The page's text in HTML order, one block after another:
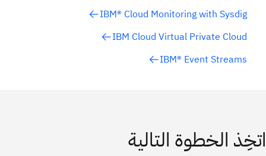
IBM® Cloud Monitoring with Sysdig
IBM Cloud Virtual Private Cloud
IBM® Event Streams
اتخِذ الخطوة التالية